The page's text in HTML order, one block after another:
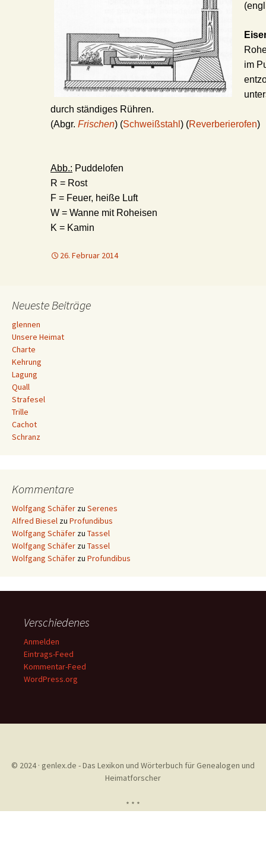
im
durch ständiges Rühren.
(Abgr. Frischen) (Schweißstahl ) (Reverberierofen)
Abb.: Puddelofen
R = Rost
F = Feuer, heiße Luft
W = Wanne mit Roheisen
K = Kamin
26. Februar 2014
Neueste Beiträge
glennen
Unsere Heimat
Charte
Kehrung
Lagung
Quall
Strafesel
Trille
Cachot
Schranz
Kommentare
Wolfgang Schäfer zu Serenes
Alfred Biesel zu Profundibus
Wolfgang Schäfer zu Tassel
Wolfgang Schäfer zu Tassel
Wolfgang Schäfer zu Profundibus
Verschiedenes
Anmelden
Eintrags-Feed
Kommentar-Feed
WordPress.org
© 2024 · genlex.de - Das Lexikon und Wörterbuch für Genealogen und
Heimatforscher
* * *